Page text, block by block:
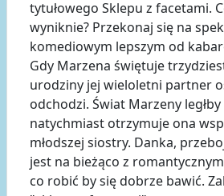
tytułowego Sklepu z facetami.
wyniknie? Przekonaj się na
komediowym lepszym od
Gdy Marzena świętuje
urodziny jej wieloletni partner
odchodzi. Świat Marzeny
natychmiast otrzymuje ona
młodszej siostry. Danka,
jest na bieżąco z
co robić by się dobrze bawić.